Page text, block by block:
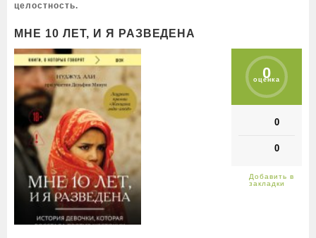
целостность.
МНЕ 10 ЛЕТ, И Я РАЗВЕДЕНА
0
оценка
0
0